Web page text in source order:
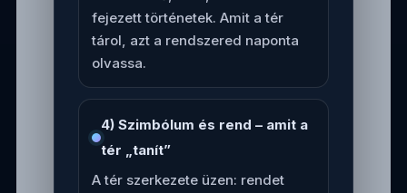
fejezett történetek. Amit a tér
tárol, azt a rendszered naponta
olvassa.
4) Szimbólum és rend – amit a
tér „tanít”
A tér szerkezete üzen: rendet